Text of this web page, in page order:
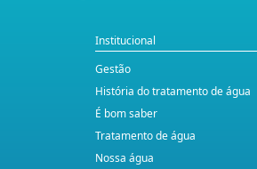
Institucional
Gestão
História do tratamento de água
É bom saber
Tratamento de água
Nossa água